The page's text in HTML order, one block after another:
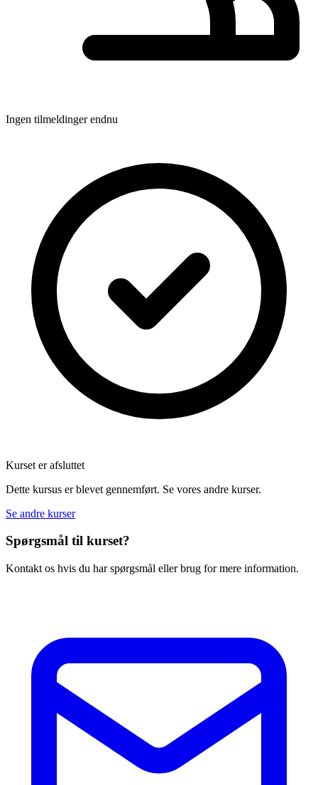
Ingen tilmeldinger endnu
Kurset er afsluttet
Dette kursus er blevet gennemført. Se vores andre kurser.
Se andre kurser
Spørgsmål til kurset?
Kontakt os hvis du har spørgsmål eller brug for mere information.